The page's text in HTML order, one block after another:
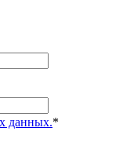
данных.*